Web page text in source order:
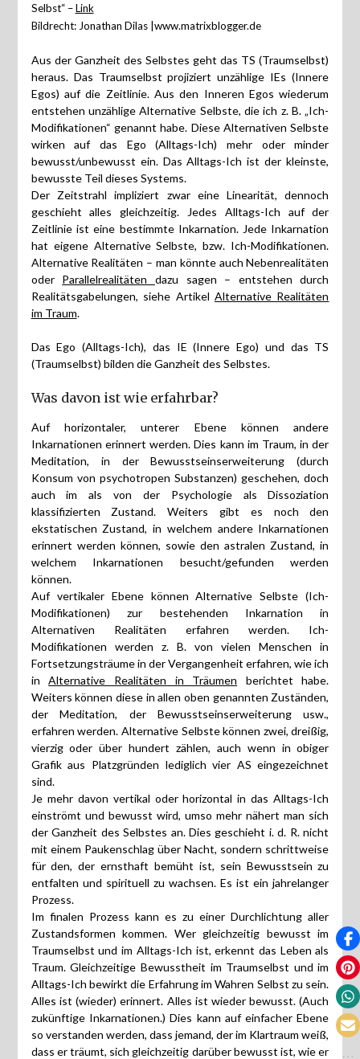
Selbst“ –Link
Bildrecht: Jonathan Dilas |www.matrixblogger.de
Aus der Ganzheit des Selbstes geht das TS (Traumselbst)
heraus. Das Traumselbst projiziert unzählige IEs (Innere
Egos) auf die Zeitlinie. Aus den Inneren Egos wiederum
entstehen unzählige Alternative Selbste, die ich z. B. „Ich-
Modifikationen“ genannt habe. Diese Alternativen Selbste
wirken auf das Ego (Alltags-Ich) mehr oder minder
bewusst/unbewusst ein. Das Alltags-Ich ist der kleinste,
bewusste Teil dieses Systems.
Der Zeitstrahl impliziert zwar eine Linearität, dennoch
geschieht alles gleichzeitig. Jedes Alltags-Ich auf der
Zeitlinie ist eine bestimmte Inkarnation. Jede Inkarnation
hat eigene Alternative Selbste, bzw. Ich-Modifikationen.
Alternative Realitäten – man könnte auch Nebenrealitäten
oder Parallelrealitäten dazu sagen – entstehen durch
Realitätsgabelungen, siehe Artikel Alternative Realitäten
im Traum.
Das Ego (Alltags-Ich), das IE (Innere Ego) und das TS
(Traumselbst) bilden die Ganzheit des Selbstes.
Was davon ist wie erfahrbar?
Auf horizontaler, unterer Ebene können andere
Inkarnationen erinnert werden. Dies kann im Traum, in der
Meditation, in der Bewusstseinserweiterung (durch
Konsum von psychotropen Substanzen) geschehen, doch
auch im als von der Psychologie als Dissoziation
klassifizierten Zustand. Weiters gibt es noch den
ekstatischen Zustand, in welchem andere Inkarnationen
erinnert werden können, sowie den astralen Zustand, in
welchem Inkarnationen besucht/gefunden werden
können.
Auf vertikaler Ebene können Alternative Selbste (Ich-
Modifikationen) zur bestehenden Inkarnation in
Alternativen Realitäten erfahren werden. Ich-
Modifikationen werden z. B. von vielen Menschen in
Fortsetzungsträume in der Vergangenheit erfahren, wie ich
inAlternative Realitäten in Träumen berichtet habe.
Weiters können diese in allen oben genannten Zuständen,
der Meditation, der Bewusstseinserweiterung usw.,
erfahren werden. Alternative Selbste können zwei, dreißig,
vierzig oder über hundert zählen, auch wenn in obiger
Grafik aus Platzgründen lediglich vier AS eingezeichnet
sind.
Je mehr davon vertikal oder horizontal in das Alltags-Ich
einströmt und bewusst wird, umso mehr nähert man sich
der Ganzheit des Selbstes an. Dies geschieht i. d. R. nicht
mit einem Paukenschlag über Nacht, sondern schrittweise
für den, der ernsthaft bemüht ist, sein Bewusstsein zu
entfalten und spirituell zu wachsen. Es ist ein jahrelanger
Prozess.
Im finalen Prozess kann es zu einer Durchlichtung aller
Zustandsformen kommen. Wer gleichzeitig bewusst im
Traumselbst und im Alltags-Ich ist, erkennt das Leben als
Traum. Gleichzeitige Bewusstheit im Traumselbst und im
Alltags-Ich bewirkt die Erfahrung im Wahren Selbst zu sein.
Alles ist (wieder) erinnert. Alles ist wieder bewusst. (Auch
zukünftige Inkarnationen.) Dies kann auf einfacher Ebene
so verstanden werden, dass jemand, der im Klartraum weiß,
dass er träumt, sich gleichzeitig darüber bewusst ist, wie er